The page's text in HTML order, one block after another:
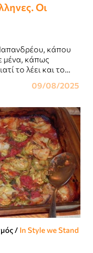
Οι
κάπου
μένα, κάπως
το λέει και το
09/08/2025
/ In Style we Stand